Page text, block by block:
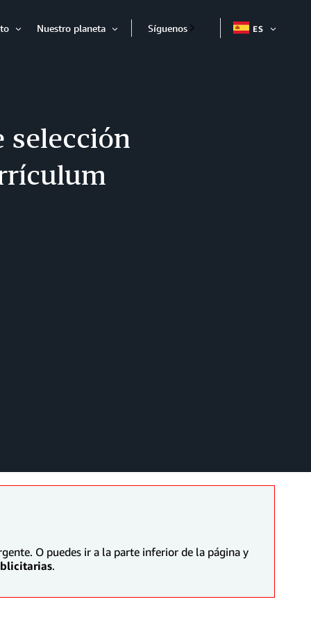
Nuestro planeta
Expandir
Síguenos ES
selección
O puedes ir a la parte inferior de la página y
.